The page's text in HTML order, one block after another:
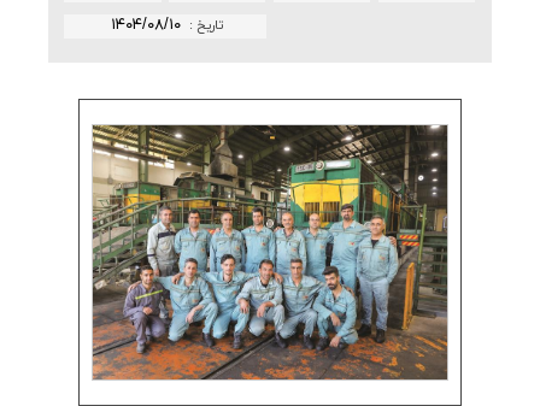
ارتباطات و توسعه برند سازمانی
پروژه های سرمایه گذاری
پایداری
سهامداران
ارتباط با ما
تاريخ : ۱۴۰۴/۰۸/۱۰